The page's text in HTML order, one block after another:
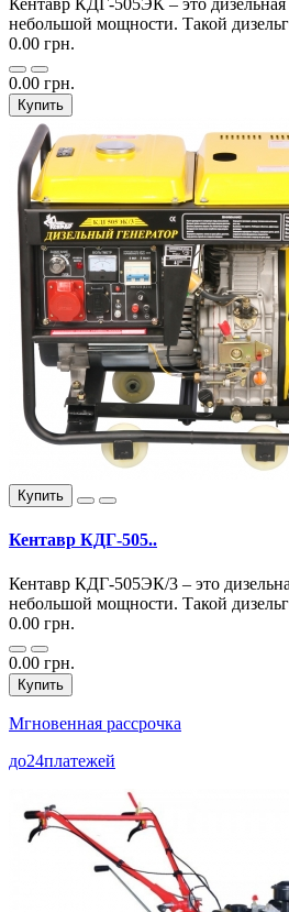
Кентавр КДГ-505ЭК – это дизельная
небольшой мощности. Такой
0.00 грн.
0.00 грн.
Купить
Купить
Кентавр КДГ-505..
Кентавр КДГ-505ЭК/3 – это
небольшой мощности. Такой
0.00 грн.
0.00 грн.
Купить
Мгновенная рассрочка
до24платежей